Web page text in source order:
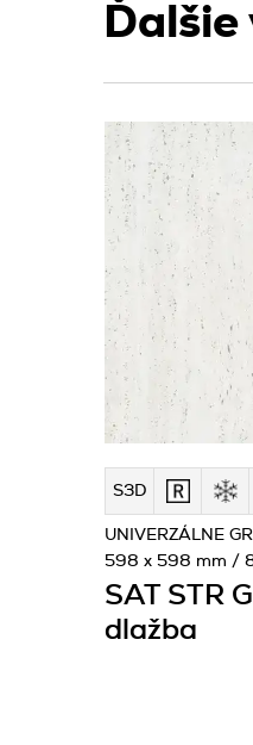
S3D
SAT STR
dlažba
UNIVERZÁLNE
598 x 598 mm /